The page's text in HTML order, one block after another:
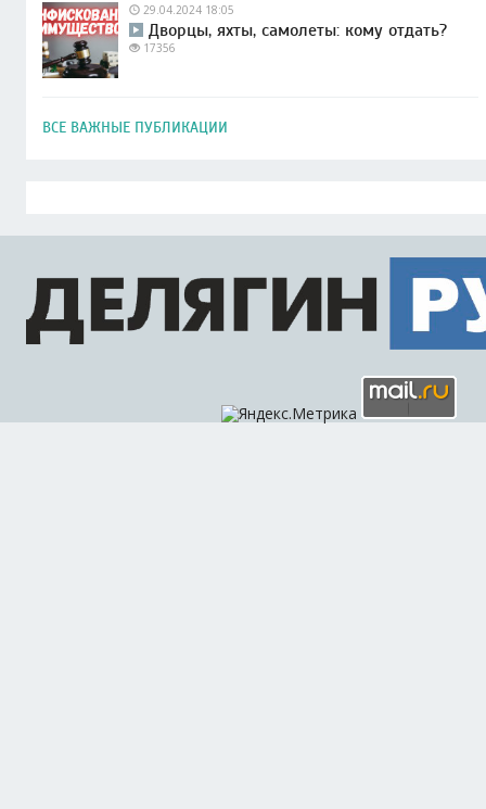
29.04.2024 18:05
Дворцы, яхты, самолеты: кому отдать?
17356
ВСЕ ВАЖНЫЕ ПУБЛИКАЦИИ